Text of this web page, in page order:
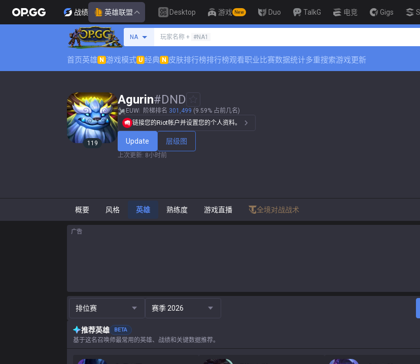
战绩 英雄联盟 Desktop 游戏 New Duo TalkG 电竞 Gigs
NA
搜索召唤师
玩家名称 + #NA1 🏆 Rank Up in 3
首页英雄 N 游戏模式 U 经典 N 皮肤排行榜排行榜观看职业比赛数据统计多重搜索游戏更新
119
Agurin#DND
EUW 阶梯排名 301,499 (9.59% 占前几名)
链接您的Riot帐户并设置您的个人资料。
Update 层级图
上次更新: 8小时前
概要 风格 英雄 熟练度 游戏直播 全境对战战术
广告
排位赛 赛季 2026
推荐英雄 BETA
基于这名召唤师最常用的英雄、战绩和关键数据推荐。